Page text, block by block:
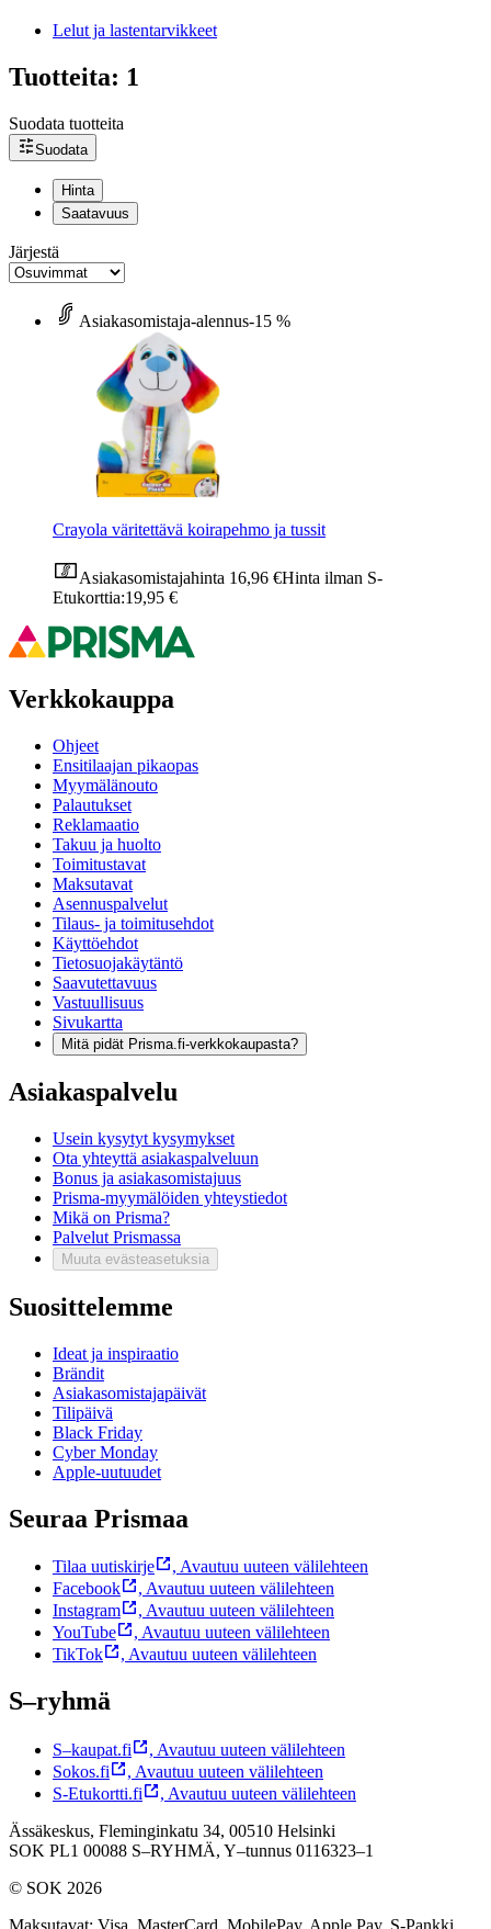
Lelut ja lastentarvikkeet
Tuotteita: 1
Suodata tuotteita
Suodata
Hinta
Saatavuus
Järjestä
Asiakasomistaja-alennus-15 %
Crayola väritettävä koirapehmo ja tussit
Asiakasomistajahinta 16,96 €Hinta ilman S-
Etukorttia:19,95 €
Verkkokauppa
Ohjeet
Ensitilaajan pikaopas
Myymälänouto
Palautukset
Reklamaatio
Takuu ja huolto
Toimitustavat
Maksutavat
Asennuspalvelut
Tilaus- ja toimitusehdot
Käyttöehdot
Tietosuojakäytäntö
Saavutettavuus
Vastuullisuus
Sivukartta
Mitä pidät Prisma.fi-verkkokaupasta?
Asiakaspalvelu
Usein kysytyt kysymykset
Ota yhteyttä asiakaspalveluun
Bonus ja asiakasomistajuus
Prisma-myymälöiden yhteystiedot
Mikä on Prisma?
Palvelut Prismassa
Muuta evästeasetuksia
Suosittelemme
Ideat ja inspiraatio
Brändit
Asiakasomistajapäivät
Tilipäivä
Black Friday
Cyber Monday
Apple-uutuudet
Seuraa Prismaa
Tilaa uutiskirje , Avautuu uuteen välilehteen
Facebook
, Avautuu uuteen välilehteen
Instagram
, Avautuu uuteen välilehteen
YouTube
, Avautuu uuteen välilehteen
TikTok
, Avautuu uuteen välilehteen
S–ryhmä
S–kaupat.fi , Avautuu uuteen välilehteen
Sokos.fi
, Avautuu uuteen välilehteen
S-Etukortti.fi
, Avautuu uuteen välilehteen
Ässäkeskus, Fleminginkatu 34, 00510 Helsinki
SOK PL1 00088 S–RYHMÄ, Y–tunnus 0116323–1
© SOK 2026